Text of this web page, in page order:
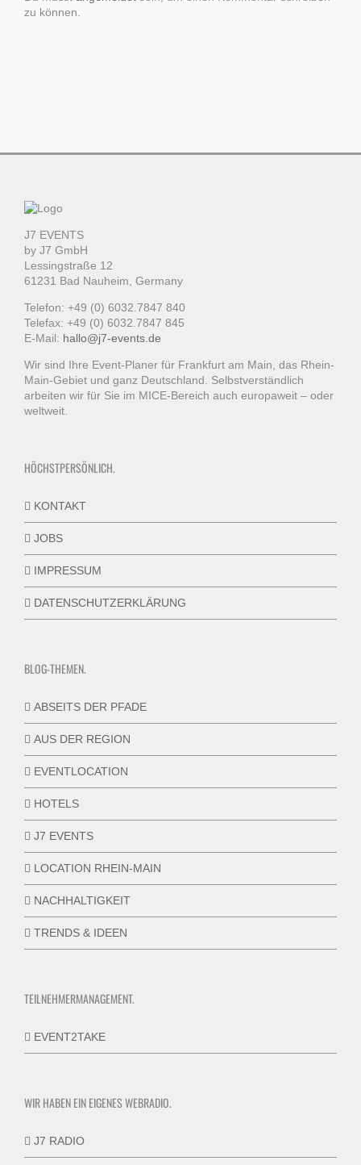
zu können.
J7 EVENTS
by J7 GmbH
Lessingstraße 12
61231 Bad Nauheim, Germany
Telefon: +49 (0) 6032.7847 840
Telefax: +49 (0) 6032.7847 845
E-Mail: hallo@j7-events.de
Wir sind Ihre Event-Planer für Frankfurt am Main, das Rhein-
Main-Gebiet und ganz Deutschland. Selbstverständlich
arbeiten wir für Sie im MICE-Bereich auch europaweit – oder
weltweit.
HÖCHSTPERSÖNLICH.
KONTAKT
JOBS
IMPRESSUM
DATENSCHUTZERKLÄRUNG
BLOG-THEMEN.
ABSEITS DER PFADE
AUS DER REGION
EVENTLOCATION
HOTELS
J7 EVENTS
LOCATION RHEIN-MAIN
NACHHALTIGKEIT
TRENDS & IDEEN
TEILNEHMERMANAGEMENT.
EVENT2TAKE
WIR HABEN EIN EIGENES WEBRADIO.
J7 RADIO